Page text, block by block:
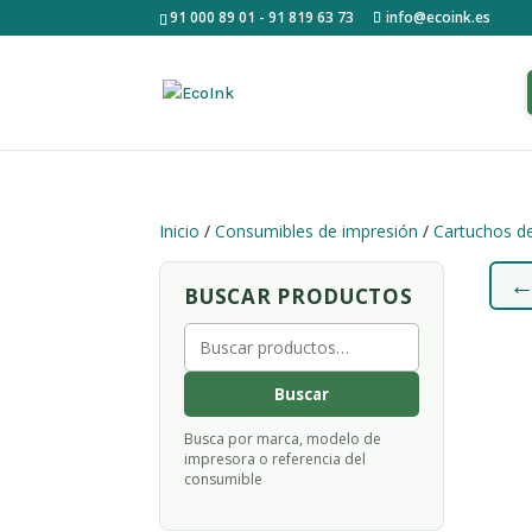
91 000 89 01 - 91 819 63 73 info@ecoink.es
Inicio /Consumibles de impresión /Cartuchos
BUSCAR PRODUCTOS
Buscar
por:
Buscar
Busca por marca, modelo de
impresora o referencia del
consumible